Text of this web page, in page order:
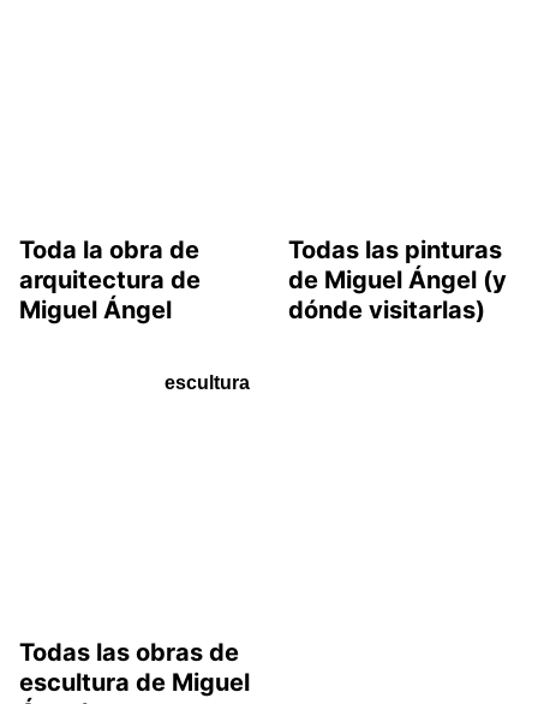
Toda la obra de
arquitectura de
Miguel Ángel
Todas las pinturas
de Miguel Ángel (y
dónde visitarlas)
escultura
Todas las obras de
escultura de Miguel